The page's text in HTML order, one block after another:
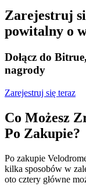
Zarejestruj
powitalny o
Dołącz do
nagrody
Zarejestruj się teraz
Co Możesz
Po Zakupie?
Po zakupie
kilka sposobów w
oto cztery główne